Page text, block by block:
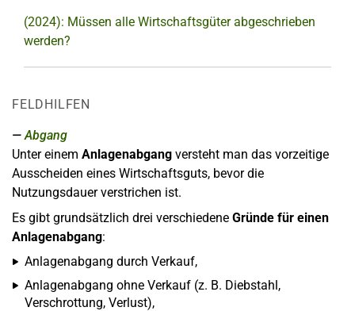
(2024): Müssen alle Wirtschaftsgüter abgeschrieben
werden?
FELDHILFEN
Abgang
Unter einem Anlagenabgang versteht man das vorzeitige
Ausscheiden eines Wirtschaftsguts, bevor die
Nutzungsdauer verstrichen ist.
Es gibt grundsätzlich drei verschiedene Gründe für einen
Anlagenabgang:
Anlagenabgang durch Verkauf,
Anlagenabgang ohne Verkauf (z. B. Diebstahl,
Verschrottung, Verlust),